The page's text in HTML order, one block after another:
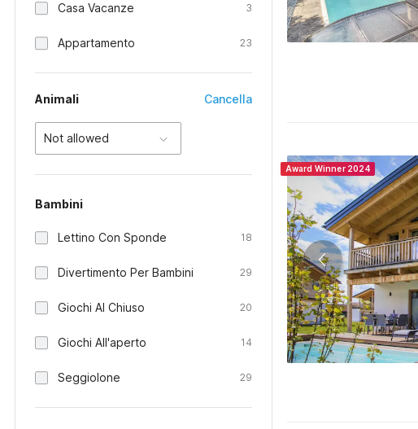
Casa Vacanze 3
Appartamento 23
Animali Cancella
Not allowed
Bambini
Lettino Con Sponde 18
Divertimento Per Bambini 29
Giochi Al Chiuso 20
Giochi All'aperto 14
Seggiolone 29
Award Winner 2024